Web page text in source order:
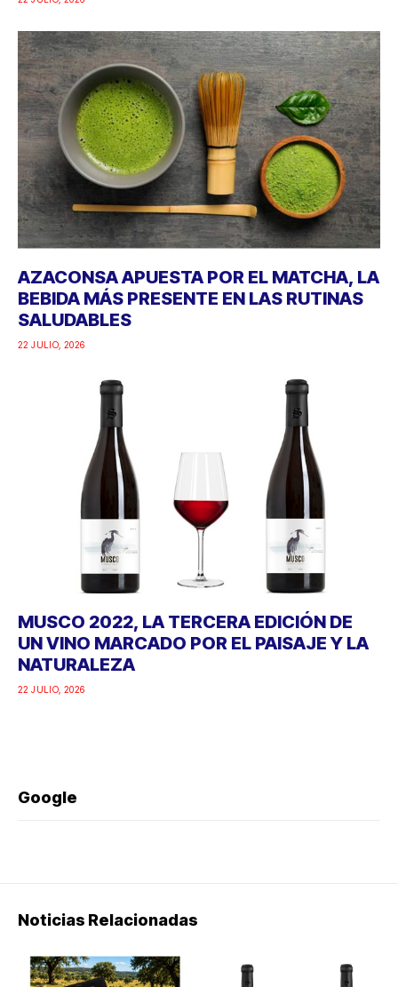
AZACONSA APUESTA POR EL MATCHA, LA
BEBIDA MÁS PRESENTE EN LAS RUTINAS
SALUDABLES
22 JULIO, 2026
MUSCO 2022, LA TERCERA EDICIÓN DE
UN VINO MARCADO POR EL PAISAJE Y LA
NATURALEZA
22 JULIO, 2026
Google
Noticias Relacionadas